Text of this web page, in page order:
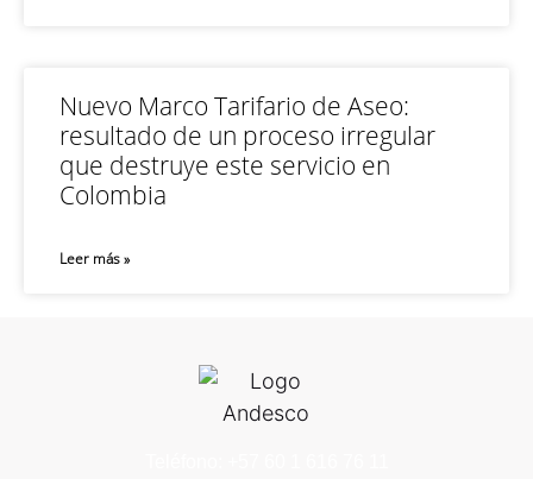
Nuevo Marco Tarifario de Aseo:
resultado de un proceso irregular
que destruye este servicio en
Colombia
Leer más »